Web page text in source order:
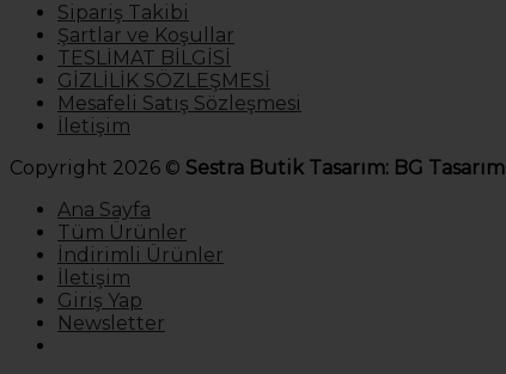
Sipariş Takibi
Şartlar ve Koşullar
TESLİMAT BİLGİSİ
GİZLİLİK SÖZLEŞMESİ
Mesafeli Satış Sözleşmesi
İletişim
Copyright 2026 © Sestra Butik Tasarım: BG Tasarım
Ana Sayfa
Tüm Ürünler
İndirimli Ürünler
İletişim
Giriş Yap
Newsletter